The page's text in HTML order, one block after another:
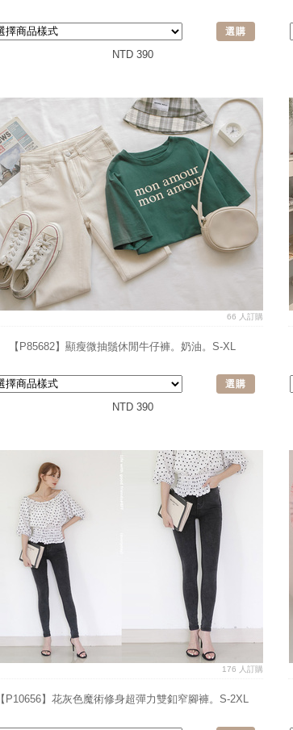
選購
NTD 390
66 人訂購
【P85682】顯瘦微抽鬚休閒牛仔褲。奶油。S-XL
選購
NTD 390
176 人訂購
【P10656】花灰色魔術修身超彈力雙釦窄腳褲。S-2XL